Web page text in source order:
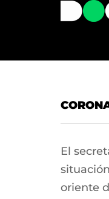
El
oriente